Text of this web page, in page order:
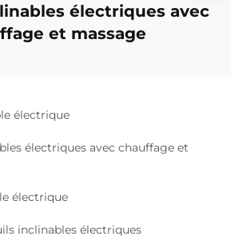
électriques avec
et massage
électrique
électriques avec chauffage et
électrique
inclinables électriques